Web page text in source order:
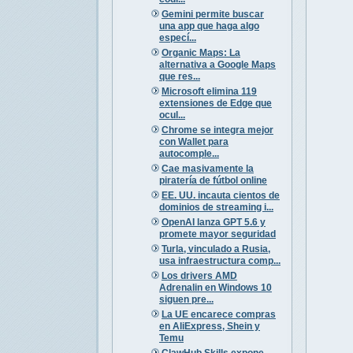
Gemini permite buscar
una app que haga algo
especí...
Organic Maps: La
alternativa a Google Maps
que res...
Microsoft elimina 119
extensiones de Edge que
ocul...
Chrome se integra mejor
con Wallet para
autocomple...
Cae masivamente la
piratería de fútbol online
EE. UU. incauta cientos de
dominios de streaming i...
OpenAI lanza GPT 5.6 y
promete mayor seguridad
Turla, vinculado a Rusia,
usa infraestructura comp...
Los drivers AMD
Adrenalin en Windows 10
siguen pre...
La UE encarece compras
en AliExpress, Shein y
Temu